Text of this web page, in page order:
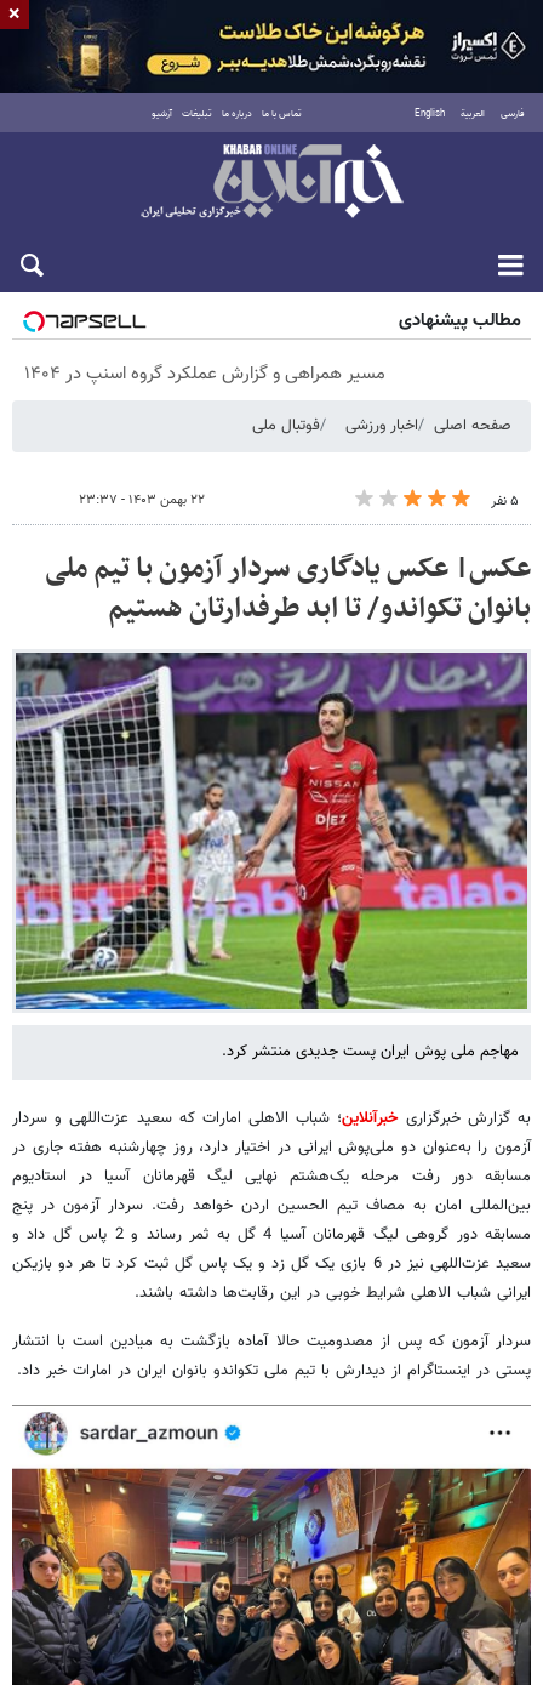
فارسی العربية English تماس با ما درباره ما تبلیغات آرشیو
شنبه ۱۷ مرداد ۱۴۰۵
مطالب پیشنهادی
مسیر همراهی و گزارش عملکرد گروه اسنپ در ۱۴۰۴
صفحه اصلی اخبار ورزشی فوتبال ملی
۵ نفر ۲۲ بهمن ۱۴۰۳ - ۲۳:۳۷
عکس| عکس یادگاری سردار آزمون با تیم ملی
بانوان تکواندو/ تا ابد طرفدارتان هستیم
مهاجم ملی پوش ایران پست جدیدی منتشر کرد.
به گزارش خبرگزاریخبرآنلاین؛ شباب الاهلی امارات که سعید عزت‌اللهی و سردار
آزمون را به‌عنوان دو ملی‌پوش ایرانی در اختیار دارد، روز چهارشنبه هفته جاری در
مسابقه دور رفت مرحله یک‌هشتم نهایی لیگ قهرمانان آسیا در استادیوم
بین‌المللی امان به مصاف تیم الحسین اردن خواهد رفت. سردار آزمون در پنج
مسابقه دور گروهی لیگ قهرمانان آسیا 4 گل به ثمر رساند و 2 پاس گل داد و
سعید عزت‌اللهی نیز در 6 بازی یک گل زد و یک پاس گل ثبت کرد تا هر دو بازیکن
ایرانی شباب الاهلی شرایط خوبی در این رقابت‌ها داشته باشند.
سردار آزمون که پس از مصدومیت حالا آماده بازگشت به میادین است با انتشار
پستی در اینستاگرام از دیدارش با تیم ملی تکواندو بانوان ایران در امارات خبر داد.
×